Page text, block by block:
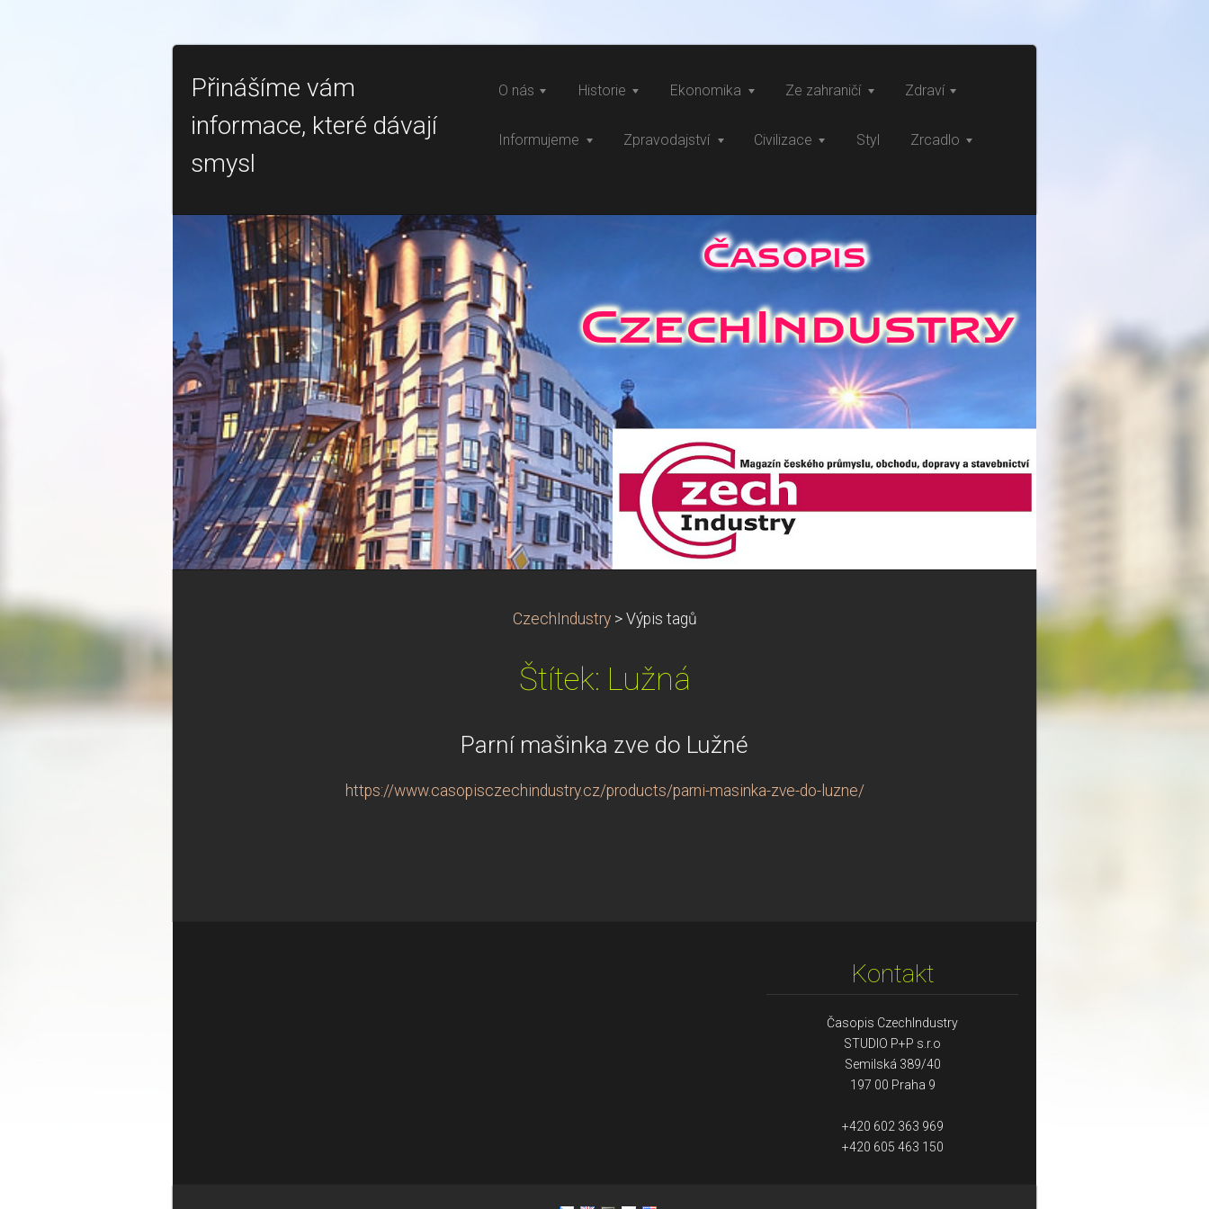
Přinášíme vám
informace, které dávají
smysl
O nás Historie Ekonomika Ze zahraničí Zdraví
Informujeme Zpravodajství Civilizace Styl Zrcadlo
CzechIndustry > Výpis tagů
Štítek: Lužná
Parní mašinka zve do Lužné
https://www.casopisczechindustry.cz/products/parni-masinka-zve-do-luzne/
Kontakt
Časopis CzechIndustry
STUDIO P+P s.r.o
Semilská 389/40
197 00 Praha 9
+420 602 363 969
+420 605 463 150